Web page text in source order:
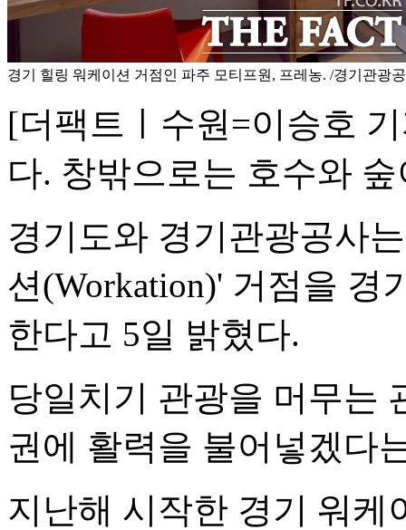
경기 힐링 워케이션 거점인 파주 모티프원, 프레농. /경기관광
[더팩트ㅣ수원=이승호
다. 창밖으로는 호수와
경기도와 경기관광공사
션(Workation)' 거점을 경
한다고 5일 밝혔다.
당일치기 관광을 머무는
권에 활력을 불어넣겠다
지난해 시작한 경기 워케